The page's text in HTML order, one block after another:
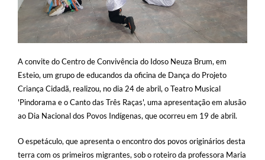
A convite do Centro de Convivência do Idoso Neuza Brum, em
Esteio, um grupo de educandos da oficina de Dança do Projeto
Criança Cidadã, realizou, no dia 24 de abril, o Teatro Musical
'Pindorama e o Canto das Três Raças', uma apresentação em alusão
ao Dia Nacional dos Povos Indígenas, que ocorreu em 19 de abril.
O espetáculo, que apresenta o encontro dos povos originários desta
terra com os primeiros migrantes, sob o roteiro da professora Maria